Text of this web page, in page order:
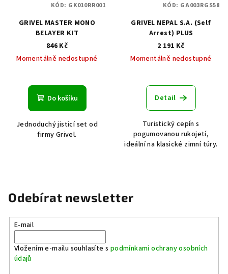
GRIVEL MASTER MONO
BELAYER KIT
846 Kč
Momentálně nedostupné
Do košíku
Jednoduchý jisticí set od
firmy Grivel.
KÓD: GK010RR001
GRIVEL NEPAL S.A. (Self
Arrest) PLUS
2 191 Kč
Momentálně nedostupné
Detail
Turistický cepín s
pogumovanou rukojetí,
ideální na klasické zimní túry.
KÓD: GA003RGS58
Odebírat newsletter
E-mail
Vložením e-mailu souhlasíte s podmínkami ochrany osobních
údajů